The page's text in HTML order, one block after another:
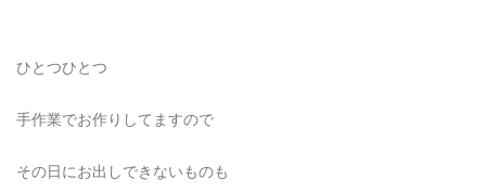
ひとつひとつ
手作業でお作りしてますので
その日にお出しできないものも